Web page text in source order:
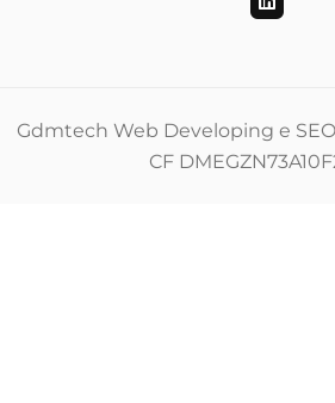
Gdmtech Web Developing e
CF